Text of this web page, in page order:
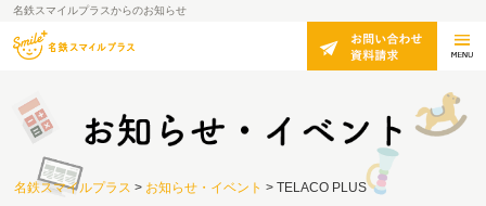
名鉄スマイルプラスからのお知らせ
名鉄スマイルプラス > お知らせ・イベント > TELACO PLUS